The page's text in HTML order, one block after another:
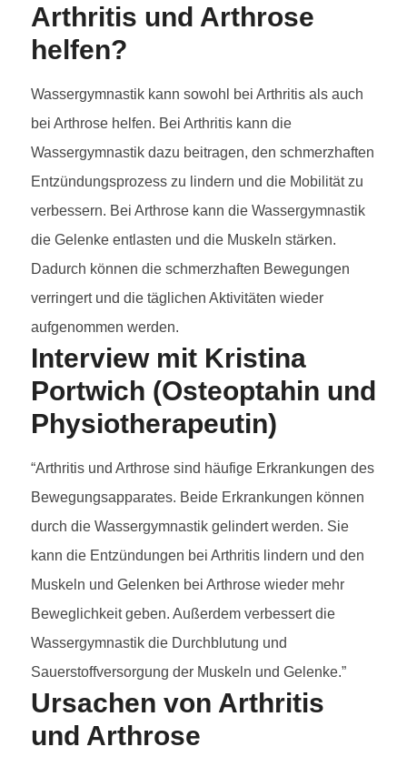
Arthritis und Arthrose
helfen?
Wassergymnastik kann sowohl bei Arthritis als auch
bei Arthrose helfen. Bei Arthritis kann die
Wassergymnastik dazu beitragen, den schmerzhaften
Entzündungsprozess zu lindern und die Mobilität zu
verbessern. Bei Arthrose kann die Wassergymnastik
die Gelenke entlasten und die Muskeln stärken.
Dadurch können die schmerzhaften Bewegungen
verringert und die täglichen Aktivitäten wieder
aufgenommen werden.
Interview mit Kristina
Portwich (Osteoptahin und
Physiotherapeutin)
“Arthritis und Arthrose sind häufige Erkrankungen des
Bewegungsapparates. Beide Erkrankungen können
durch die Wassergymnastik gelindert werden. Sie
kann die Entzündungen bei Arthritis lindern und den
Muskeln und Gelenken bei Arthrose wieder mehr
Beweglichkeit geben. Außerdem verbessert die
Wassergymnastik die Durchblutung und
Sauerstoffversorgung der Muskeln und Gelenke.”
Ursachen von Arthritis
und Arthrose